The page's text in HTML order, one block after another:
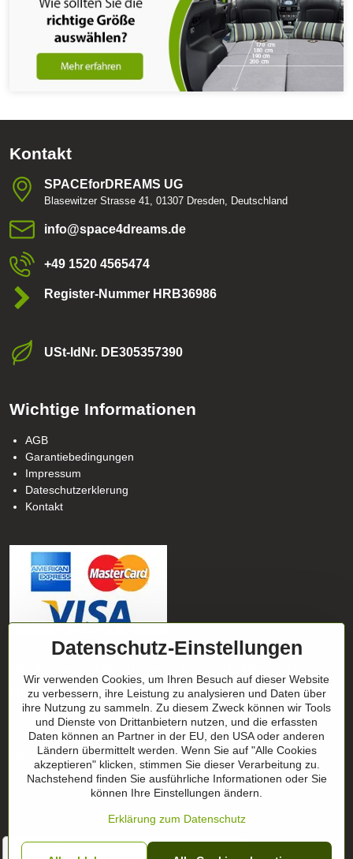
Kontakt
SPACEforDREAMS UG
Blasewitzer Strasse 41, 01307 Dresden, Deutschland
info​@space4dreams​.de
+49 1520 4565474
Register-Nummer HRB36986
USt-ldNr​. DE305357390
Wichtige Informationen
AGB
Garantiebedingungen
Impressum
Dateschutzerklerung
Kontakt
unseren Netzwerken
Facebook Instagram
Geschenktipp
Geschenk-Zertifikate
Datenschutz-Einstellungen
Wir verwenden Cookies, um Ihren Besuch auf dieser Website
zu verbessern, ihre Leistung zu analysieren und Daten über
ihre Nutzung zu sammeln. Zu diesem Zweck können wir Tools
und Dienste von Drittanbietern nutzen, und die erfassten
Daten können an Partner in der EU, den USA oder anderen
Ländern übermittelt werden. Wenn Sie auf "Alle Cookies
akzeptieren" klicken, stimmen Sie dieser Verarbeitung zu.
Nachstehend finden Sie ausführliche Informationen oder Sie
können Ihre Einstellungen ändern.
Erklärung zum Datenschutz
" Ich habe das Produkt in ROT bestellt und bin davon